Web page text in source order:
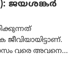
ജയശങ്കര്‍
വരെ അവനെ...